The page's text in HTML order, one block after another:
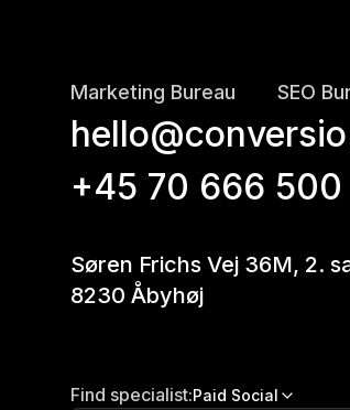
Marketing Bureau SEO
+45 70 666 500
Søren Frichs Vej 36M, 2.
8230 Åbyhøj
Find specialist:Paid Social